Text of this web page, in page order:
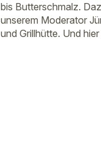
bis Butterschmalz.
unserem Moderator
und Grillhütte. Und